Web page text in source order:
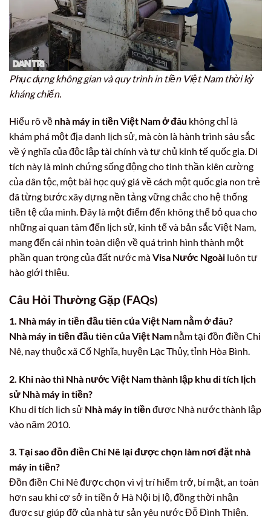
Phục dựng không gian và quy trình in tiền Việt Nam thời kỳ
kháng chiến.
Hiểu rõ về nhà máy in tiền Việt Nam ở đâu không chỉ là
khám phá một địa danh lịch sử, mà còn là hành trình sâu sắc
về ý nghĩa của độc lập tài chính và tự chủ kinh tế quốc gia. Di
tích này là minh chứng sống động cho tinh thần kiên cường
của dân tộc, một bài học quý giá về cách một quốc gia non trẻ
đã từng bước xây dựng nền tảng vững chắc cho hệ thống
tiền tệ của mình. Đây là một điểm đến không thể bỏ qua cho
những ai quan tâm đến lịch sử, kinh tế và bản sắc Việt Nam,
mang đến cái nhìn toàn diện về quá trình hình thành một
phần quan trọng của đất nước màVisa Nước Ngoài luôn tự
hào giới thiệu.
Câu Hỏi Thường Gặp (FAQs)
1. Nhà máy in tiền đầu tiên của Việt Nam nằm ở đâu?
Nhà máy in tiền đầu tiên của Việt Nam nằm tại đồn điền Chi
Nê, nay thuộc xã Cố Nghĩa, huyện Lạc Thủy, tỉnh Hòa Bình.
2. Khi nào thì Nhà nước Việt Nam thành lập khu di tích lịch
sử Nhà máy in tiền?
Khu di tích lịch sử Nhà máy in tiềnđược Nhà nước thành lập
vào năm 2010.
3. Tại sao đồn điền Chi Nê lại được chọn làm nơi đặt nhà
máy in tiền?
Đồn điền Chi Nê được chọn vì vị trí hiểm trở, bí mật, an toàn
hơn sau khi cơ sở in tiền ở Hà Nội bị lộ, đồng thời nhận
được sự giúp đỡ của nhà tư sản yêu nước Đỗ Đình Thiện.